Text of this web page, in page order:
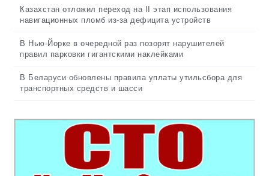
Казахстан отложил переход на II этап использования
навигационных пломб из-за дефицита устройств
В Нью-Йорке в очередной раз позорят нарушителей
правил парковки гигантскими наклейками
В Беларуси обновлены правила уплаты утильсбора для
транспортных средств и шасси